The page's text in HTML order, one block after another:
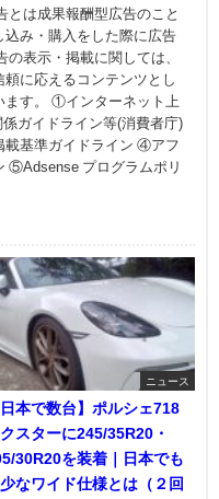
は成果報酬型広告のこと
み・購入をした際に広告
表示・掲載に関しては、
に応えるコンテンツとし
ます。 ①インターネット上
ガイドライン等(消費者庁)
基準ガイドライン ④アフ
⑤Adsense プログラムポリ
ニュース
日本で数台】ポルシェ718
スターに245/35R20・
30R20を装着｜日本でも
なワイド仕様とは（２回